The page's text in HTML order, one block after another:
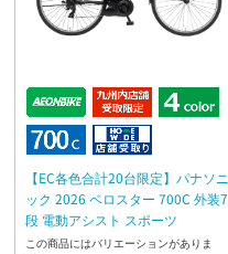
【EC各色合計20台限定】パナソニ
ック 2026 ベロスター 700C 外装7
段 電動アシスト スポーツ
この商品にはバリエーションがありま